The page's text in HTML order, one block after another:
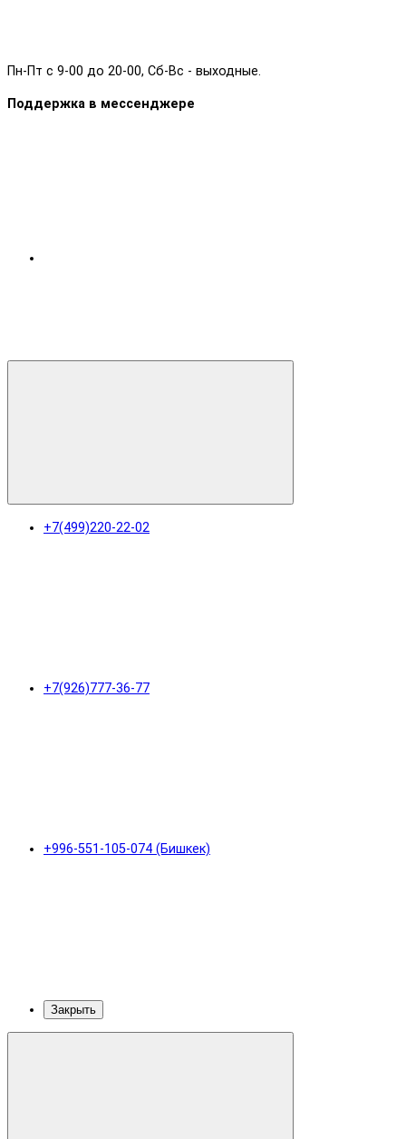
Пн-Пт с 9-00 до 20-00, Сб-Вс - выходные.
Поддержка в мессенджере
+7(499)220-22-02
+7(926)777-36-77
+996-551-105-074 (Бишкек)
Закрыть